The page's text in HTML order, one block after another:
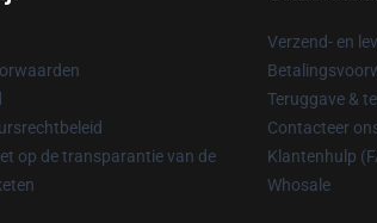
op de transparantie van de
Verzend- en
Teruggave &
Contacteer
Klantenhulp
Whosale